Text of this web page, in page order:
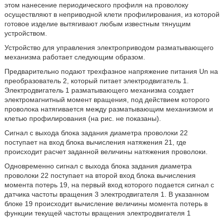
этом нанесение периодического профиля на проволоку
осуществляют в неприводной клети профилирования, из которой
готовое изделие вытягивают любым известным тянущим
устройством.
Устройство для управления электроприводом разматывающего
механизма работает следующим образом.
Предварительно подают трехфазное напряжение питания Un на
преобразователь 2, который питает электродвигатель 1.
Электродвигатель 1 разматывающего механизма создает
электромагнитный момент вращения, под действием которого
проволока натягивается между разматывающим механизмом и
клетью профилирования (на рис. не показаны).
Сигнал с выхода блока задания диаметра проволоки 22
поступает на вход блока вычисления натяжения 21, где
происходит расчет заданной величины натяжения проволоки.
Одновременно сигнал с выхода блока задания диаметра
проволоки 22 поступает на второй вход блока вычисления
момента потерь 19, на первый вход которого подается сигнал с
датчика частоты вращения 3 электродвигателя 1. В указанном
блоке 19 происходит вычисление величины момента потерь в
функции текущей частоты вращения электродвигателя 1